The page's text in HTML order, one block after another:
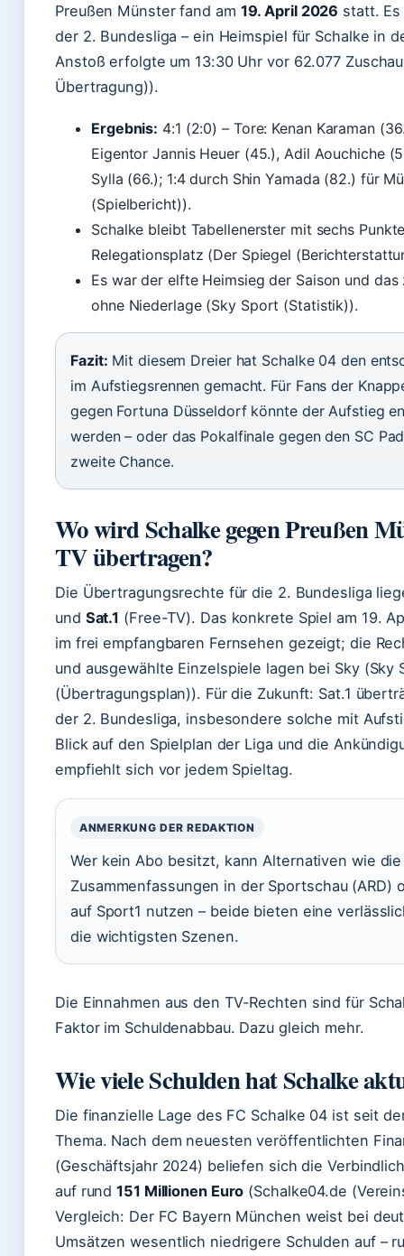
Preußen Münster fand am 19. April 2026 statt.
der 2. Bundesliga – ein Heimspiel für Schalke in
Anstoß erfolgte um 13:30 Uhr vor 62.077
Übertragung)).
Ergebnis: 4:1 (2:0) – Tore: Kenan Karaman
Eigentor Jannis Heuer (45.), Adil Aouchiche
Sylla (66.); 1:4 durch Shin Yamada (82.) für
(Spielbericht)).
Schalke bleibt Tabellenerster mit sechs
Relegationsplatz (Der Spiegel
Es war der elfte Heimsieg der Saison und das
ohne Niederlage (Sky Sport (Statistik)).
Fazit: Mit diesem Dreier hat Schalke 04 den
im Aufstiegsrennen gemacht. Für Fans der
gegen Fortuna Düsseldorf könnte der Aufstieg
werden – oder das Pokalfinale gegen den SC
zweite Chance.
Wo wird Schalke gegen Preußen
TV übertragen?
Die Übertragungsrechte für die 2. Bundesliga
und Sat.1 (Free-TV). Das konkrete Spiel am 19.
im frei empfangbaren Fernsehen gezeigt; die
und ausgewählte Einzelspiele lagen bei Sky (Sky
(Übertragungsplan)). Für die Zukunft: Sat.1
der 2. Bundesliga, insbesondere solche mit
Blick auf den Spielplan der Liga und die
empfiehlt sich vor jedem Spieltag.
ANMERKUNG DER REDAKTION
Wer kein Abo besitzt, kann Alternativen wie die
Zusammenfassungen in der Sportschau (ARD)
auf Sport1 nutzen – beide bieten eine
die wichtigsten Szenen.
Die Einnahmen aus den TV-Rechten sind für
Faktor im Schuldenabbau. Dazu gleich mehr.
Wie viele Schulden hat Schalke
Die finanzielle Lage des FC Schalke 04 ist seit
Thema. Nach dem neuesten veröffentlichten
(Geschäftsjahr 2024) beliefen sich die
auf rund151 Millionen Euro (Schalke04.de
Vergleich: Der FC Bayern München weist bei
Umsätzen wesentlich niedrigere Schulden auf –